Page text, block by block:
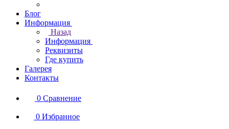
Блог
Информация
Назад
Информация
Реквизиты
Где купить
Галерея
Контакты
0 Сравнение
0 Избранное